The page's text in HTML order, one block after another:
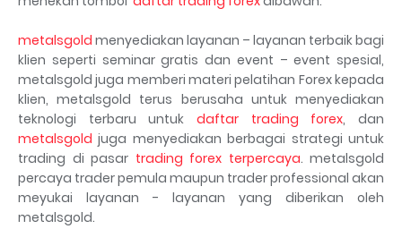
metalsgold menyediakan layanan – layanan terbaik bagi
klien seperti seminar gratis dan event – event spesial,
metalsgold juga memberi materi pelatihan Forex kepada
klien, metalsgold terus berusaha untuk menyediakan
teknologi terbaru untuk daftar trading forex, dan
metalsgold juga menyediakan berbagai strategi untuk
trading di pasar trading forex terpercaya. metalsgold
percaya trader pemula maupun trader professional akan
meyukai layanan - layanan yang diberikan oleh
metalsgold.